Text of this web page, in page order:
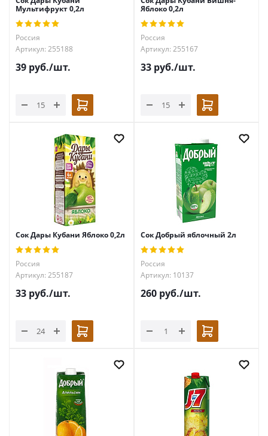
Мультифрукт 0,2л
Россия
Артикул: 255188
39 руб./шт.
Яблоко 0,2л
Россия
Артикул: 255167
33 руб./шт.
Сок Дары Кубани Яблоко 0,2л
Россия
Артикул: 255187
33 руб./шт.
Сок Добрый яблочный 2л
Россия
Артикул: 10137
260 руб./шт.